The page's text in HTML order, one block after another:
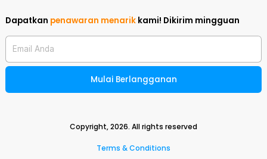
Dapatkan penawaran menarik kami! Dikirim mingguan
Email Anda
Mulai Berlangganan
Copyright,2026. All rights reserved
Terms & Conditions